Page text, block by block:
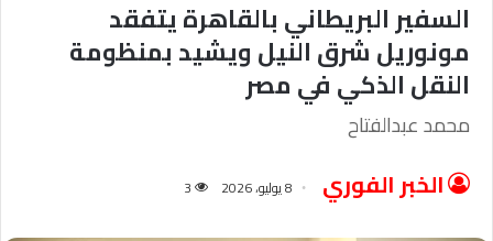
السفير البريطاني بالقاهرة يتفقد
مونوريل شرق النيل ويشيد بمنظومة
النقل الذكي في مصر
محمد عبدالفتاح
الخبر الفوري 8 يوليو، 2026 3